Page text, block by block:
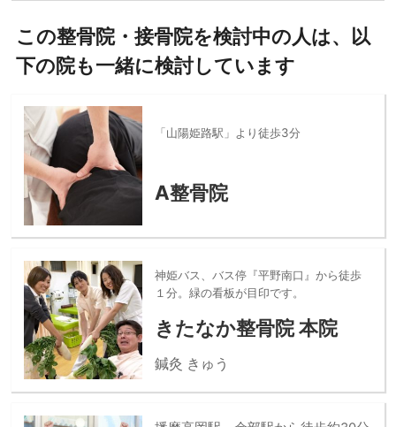
この整骨院・接骨院を検討中の人は、以
下の院も一緒に検討しています
「山陽姫路駅」より徒歩3分
A整骨院
神姫バス、バス停『平野南口』から徒歩
１分。緑の看板が目印です。
きたなか整骨院 本院
鍼灸 きゅう